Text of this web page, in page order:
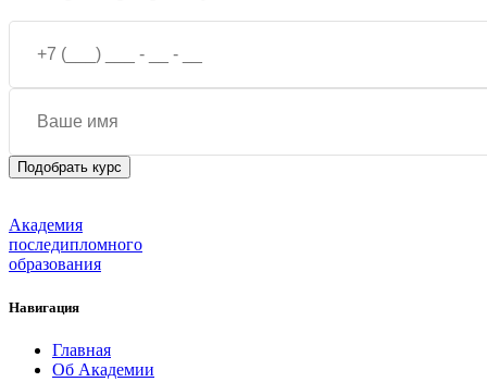
Академия
последипломного
образования
Навигация
Главная
Об Академии